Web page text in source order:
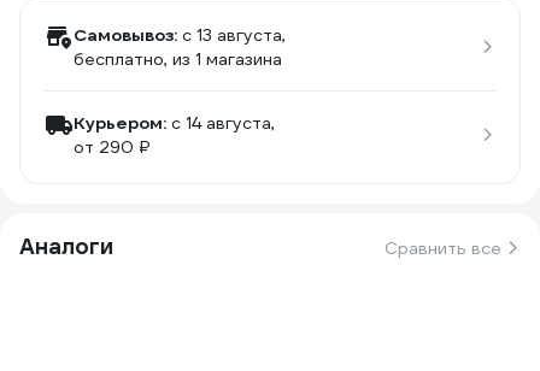
Самовывоз: c 13 августа,
бесплатно, из 1 магазина
Курьером: c 14 августа,
от 290 ₽
Аналоги Сравнить все